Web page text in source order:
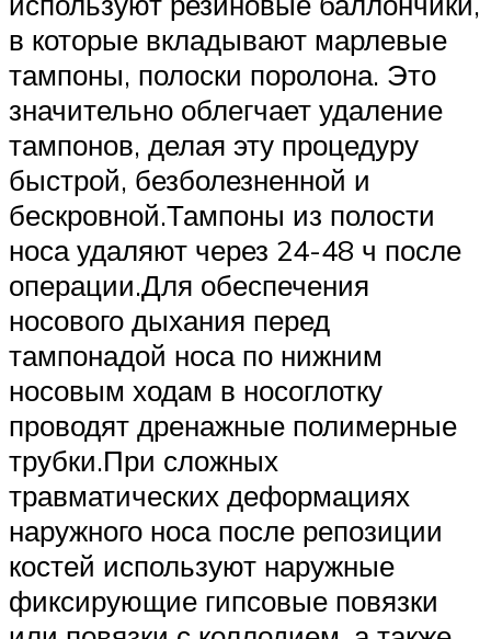
в которые вкладывают марлевые
тампоны, полоски поролона. Это
значительно облегчает удаление
тампонов, делая эту процедуру
быстрой, безболезненной и
бескровной.Тампоны из полости
носа удаляют через 24-48 ч после
операции.Для обеспечения
носового дыхания перед
тампонадой носа по нижним
носовым ходам в носоглотку
проводят дренажные полимерные
трубки.При сложных
травматических деформациях
наружного носа после репозиции
костей используют наружные
фиксирующие гипсовые повязки